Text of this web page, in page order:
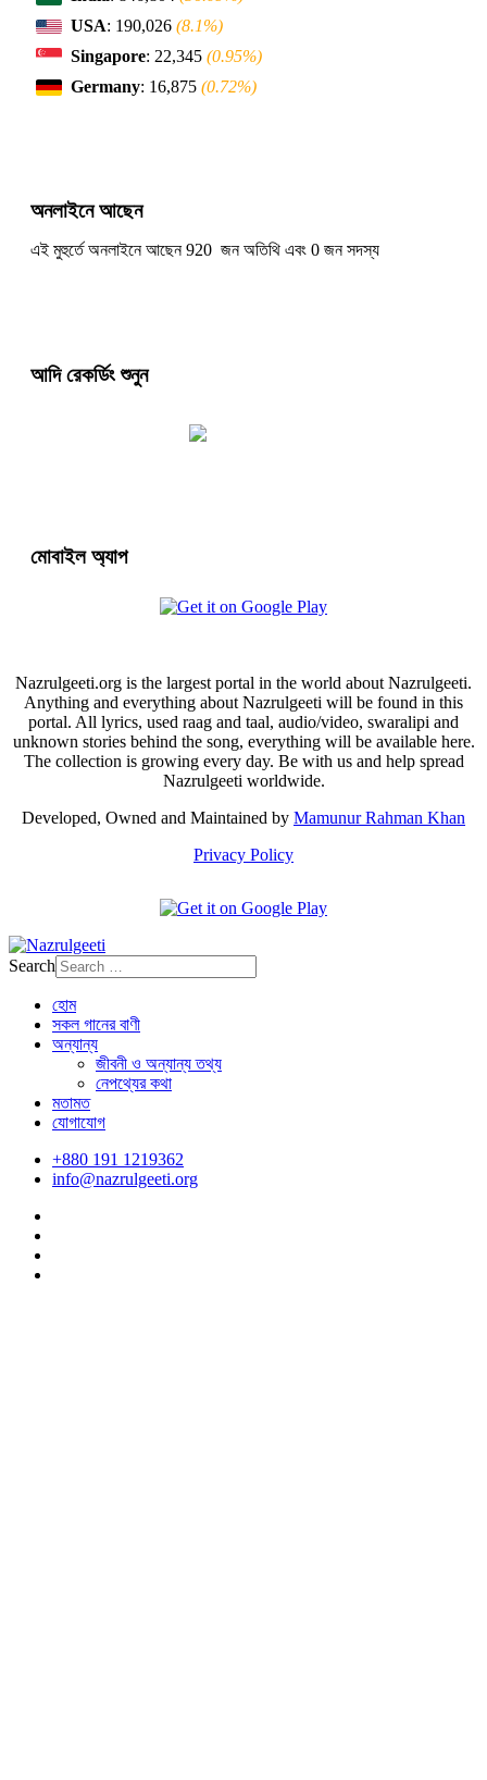
USA: 190,026 (8.1%)
Singapore: 22,345 (0.95%)
Germany: 16,875 (0.72%)
অনলাইনে আছেন
এই মুহুর্তে অনলাইনে আছেন 920 জন অতিথি এবং 0 জন সদস্য
আদি রেকর্ডিং শুনুন
মোবাইল অ্যাপ
Nazrulgeeti.org is the largest portal in the world about Nazrulgeeti.
Anything and everything about Nazrulgeeti will be found in this
portal. All lyrics, used raag and taal, audio/video, swaralipi and
unknown stories behind the song, everything will be available here.
The collection is growing every day. Be with us and help spread
Nazrulgeeti worldwide.
Developed, Owned and Maintained by Mamunur Rahman Khan
Privacy Policy
Search
হোম
সকল গানের বাণী
অন্যান্য
জীবনী ও অন্যান্য তথ্য
নেপথ্যের কথা
মতামত
যোগাযোগ
+880 191 1219362
info@nazrulgeeti.org